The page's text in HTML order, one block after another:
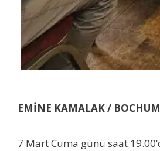
EMİNE KAMALAK / BOCHUM
7 Mart Cuma günü saat